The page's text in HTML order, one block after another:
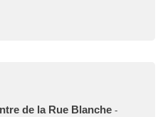
de la Rue Blanche-